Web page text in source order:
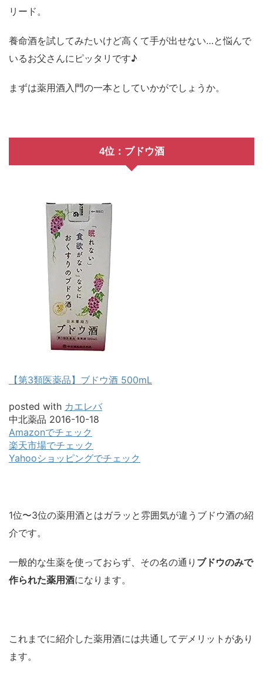
リード。
養命酒を試してみたいけど高くて手が出せない…と悩んで
いるお父さんにピッタリです♪
まずは薬用酒入門の一本としていかがでしょうか。
4位：ブドウ酒
【第3類医薬品】ブドウ酒 500mL
posted with カエレバ
中北薬品 2016-10-18
Amazonでチェック
楽天市場でチェック
Yahooショッピングでチェック
1位〜3位の薬用酒とはガラッと雰囲気が違うブドウ酒の紹
介です。
一般的な生薬を使っておらず、その名の通り ブドウのみで
作られた薬用酒になります。
これまでに紹介した薬用酒には共通してデメリットがあり
ます。